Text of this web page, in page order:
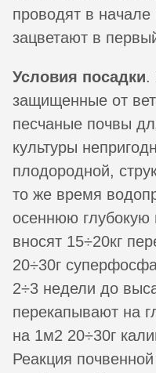
проводят в
зацветают в
Условия посадки.
защищенные от
песчаные почвы
культуры
плодородной,
то же время
осеннюю глубокую
вносят 15÷20кг
20÷30г
2÷3 недели до
перекапывают на
на 1м2 20÷30г
Реакция